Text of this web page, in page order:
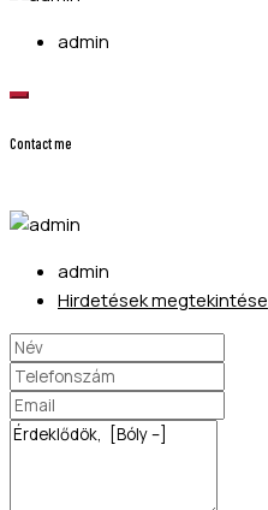
admin
Contact me
admin
Hirdetések megtekintése